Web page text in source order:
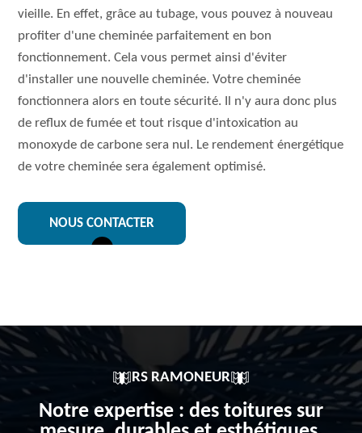
vieille. En effet, grâce au tubage, vous pouvez à nouveau
profiter d'une cheminée parfaitement en bon
fonctionnement. Cela vous permet ainsi d'éviter
d'installer une nouvelle cheminée. Votre cheminée
fonctionnera alors en toute sécurité. Il n'y aura donc plus
de reflux de fumée et tout risque d'intoxication au
monoxyde de carbone sera nul. Le rendement énergétique
de votre cheminée sera également optimisé.
NOUS CONTACTER
RS RAMONEUR
Notre expertise : des toitures sur